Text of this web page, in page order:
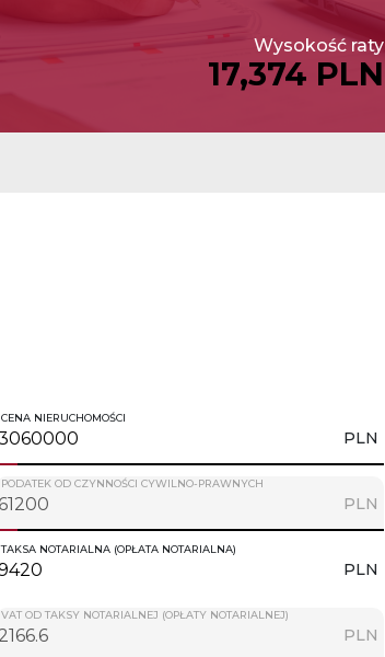
Wysokość raty
17,374 PLN
CENA NIERUCHOMOŚCI
PLN
PODATEK OD CZYNNOŚCI CYWILNO-PRAWNYCH
PLN
TAKSA NOTARIALNA (OPŁATA NOTARIALNA)
PLN
VAT OD TAKSY NOTARIALNEJ (OPŁATY NOTARIALNEJ)
PLN